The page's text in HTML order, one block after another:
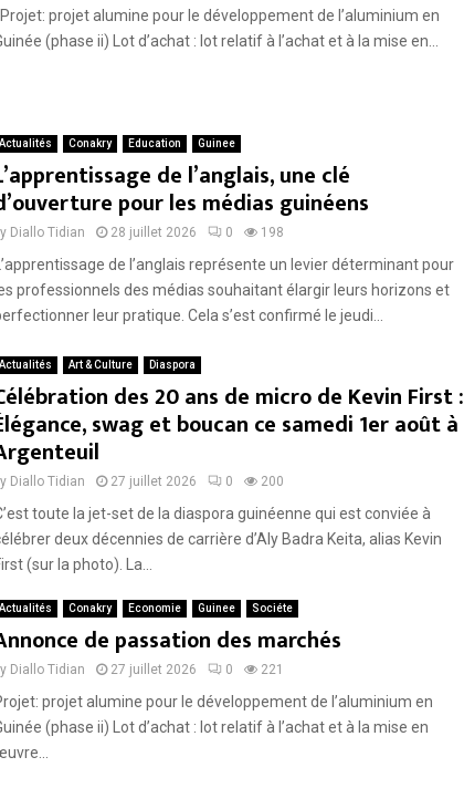
projet alumine pour le développement de l’aluminium en
(phase ii) Lot d’achat : lot relatif à l’achat et à la mise en...
Actualités Conakry Education Guinee
de l’anglais, une clé
pour les médias guinéens
Diallo Tidian 28 juillet 2026 0 198
de l’anglais représente un levier déterminant pour
professionnels des médias souhaitant élargir leurs horizons et
leur pratique. Cela s’est confirmé le jeudi...
Actualités Art & Culture Diaspora
des 20 ans de micro de Kevin First :
swag et boucan ce samedi 1er août à
Diallo Tidian 27 juillet 2026 0 200
toute la jet-set de la diaspora guinéenne qui est conviée à
deux décennies de carrière d’Aly Badra Keita, alias Kevin
(sur la photo). La...
Actualités Conakry Economie Guinee Sociéte
de passation des marchés
Diallo Tidian 27 juillet 2026 0 221
projet alumine pour le développement de l’aluminium en
(phase ii) Lot d’achat : lot relatif à l’achat et à la mise en